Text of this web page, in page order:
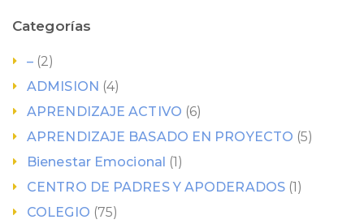
Categorías
– (2)
ADMISION (4)
APRENDIZAJE ACTIVO (6)
APRENDIZAJE BASADO EN PROYECTO (5)
Bienestar Emocional (1)
CENTRO DE PADRES Y APODERADOS(1)
COLEGIO (75)